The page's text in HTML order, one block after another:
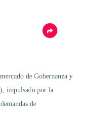
de Gobernanza y
impulsado por la
de